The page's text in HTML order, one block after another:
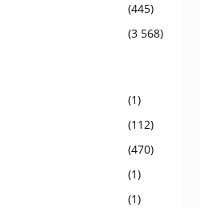
(445)
(3 568)
(1)
(112)
(470)
(1)
(1)